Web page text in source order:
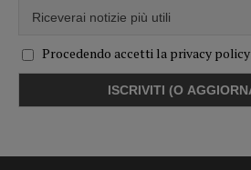
Procedendo accetti la privacy policy